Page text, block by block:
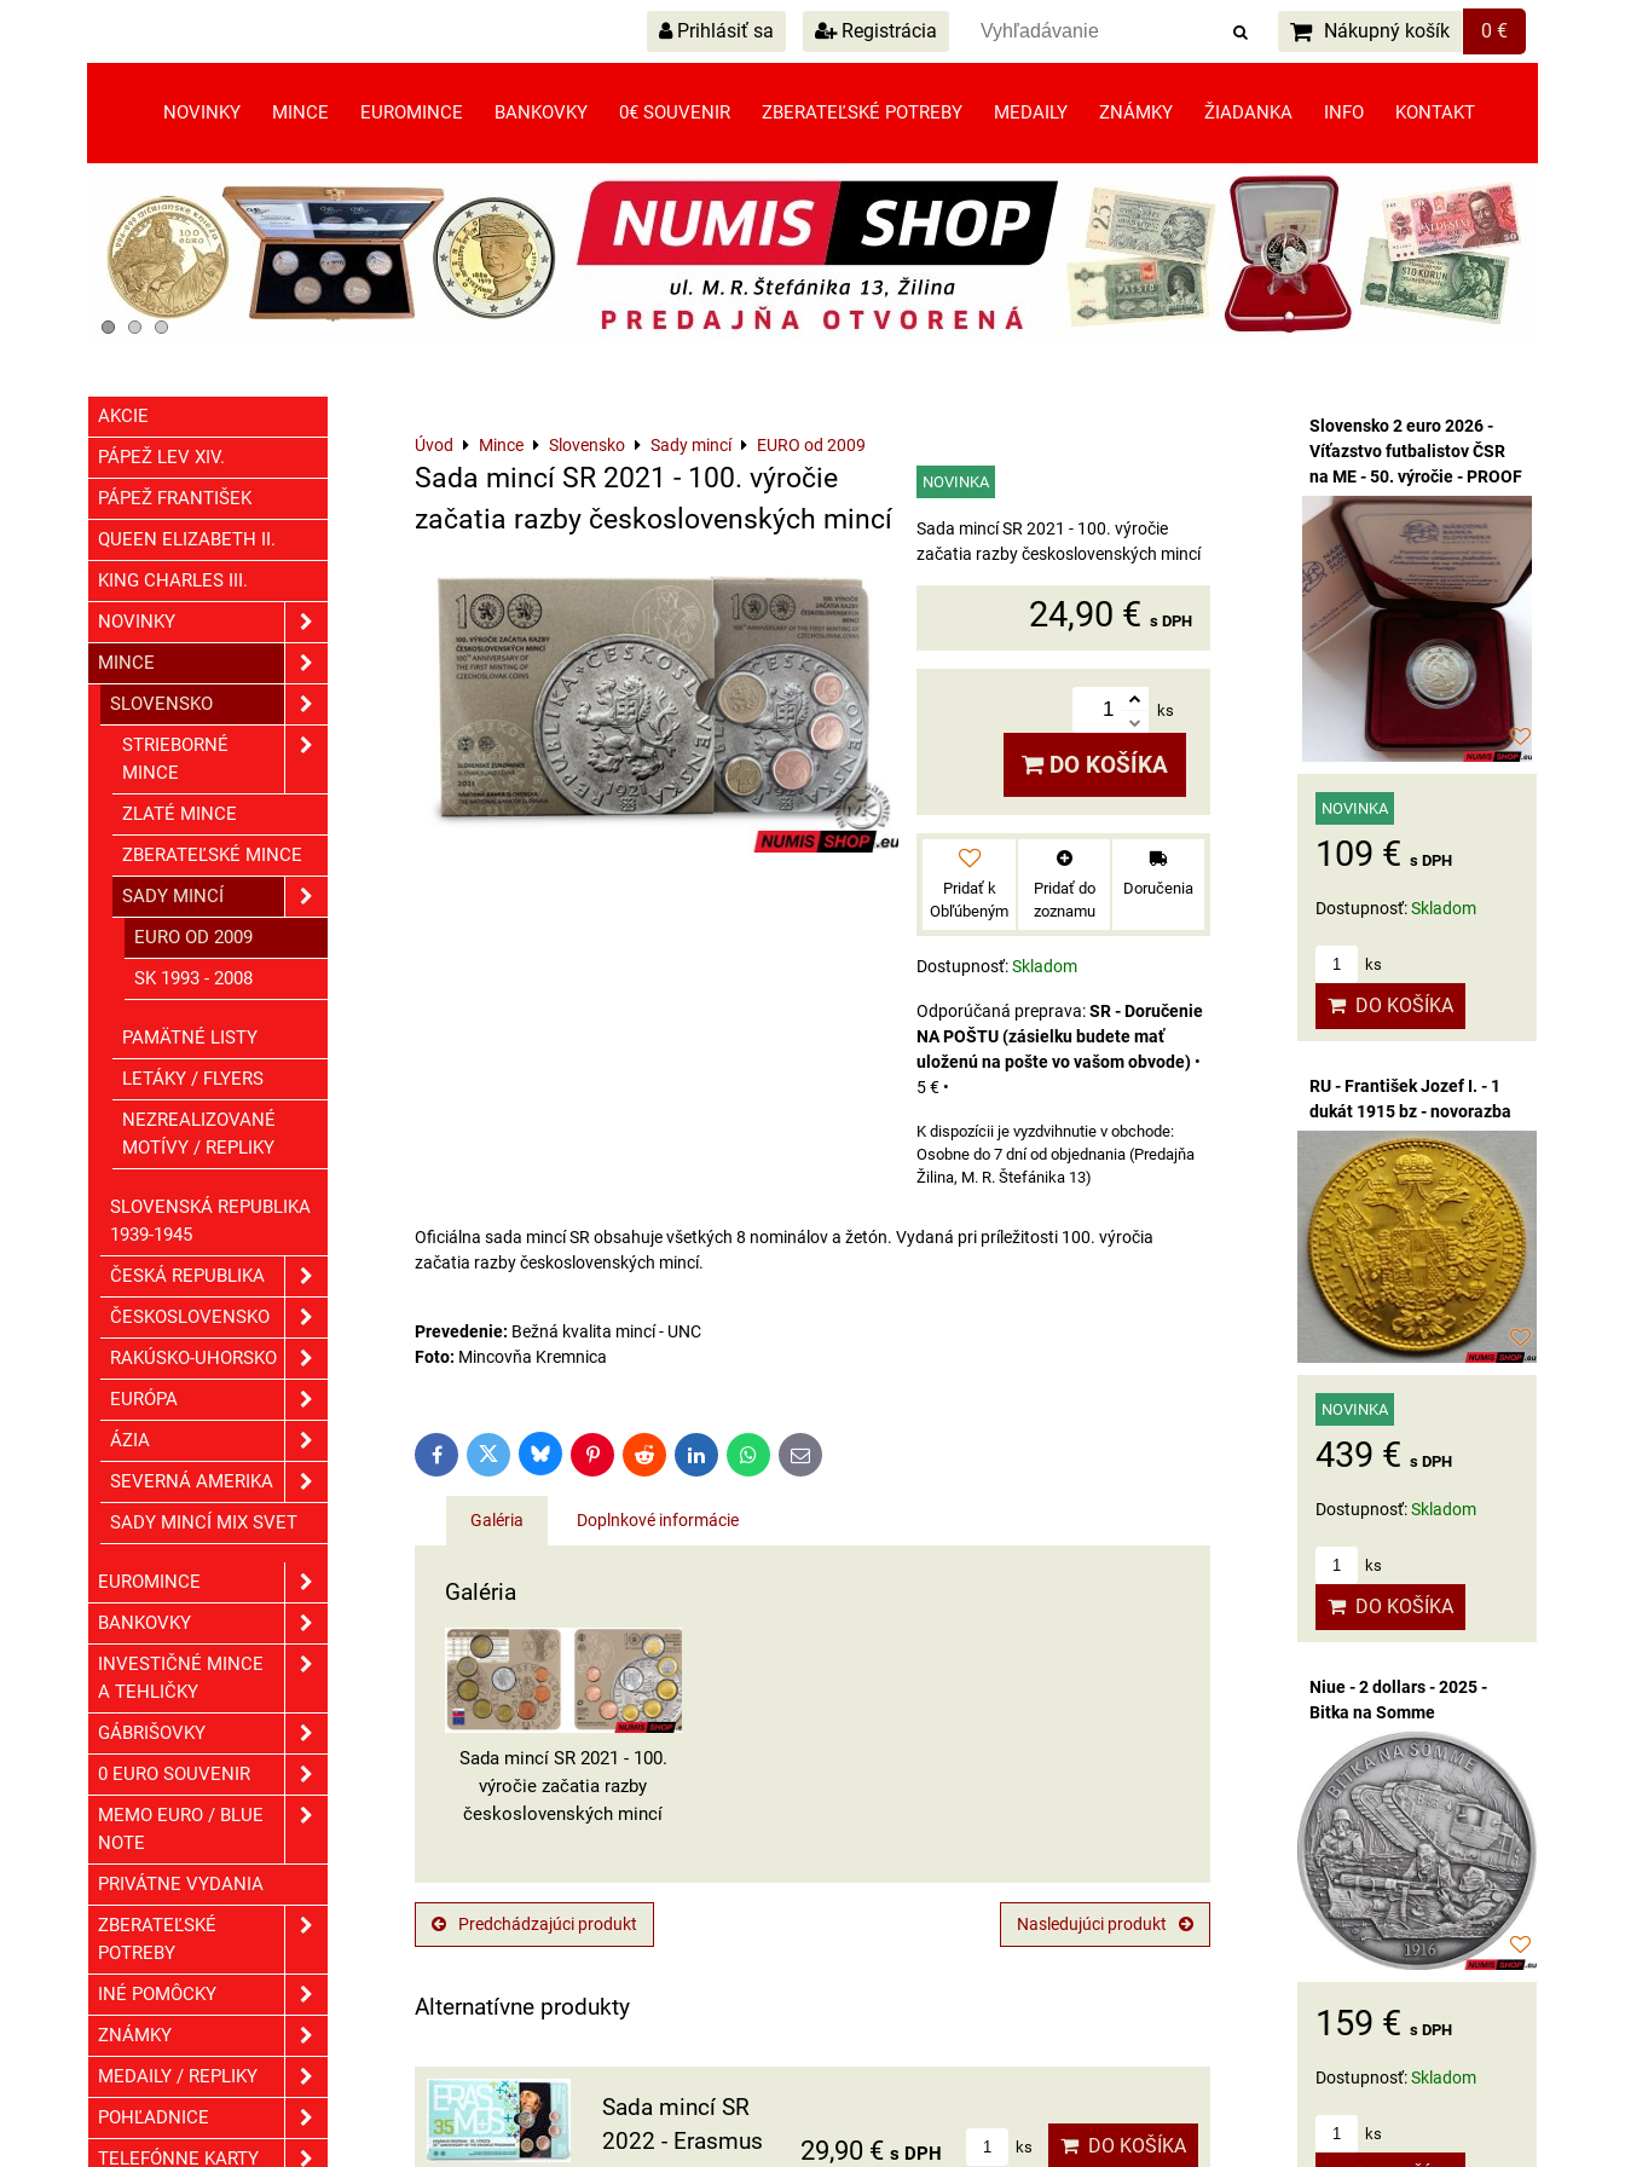
Prihlásiť sa Registrácia Nákupný košík 0 €
NOVINKY MINCE EUROMINCE BANKOVKY 0€ SOUVENIR ZBERATEĽSKÉ POTREBY MEDAILY ZNÁMKY ŽIADANKA INFO KONTAKT
Úvod Mince Slovensko Sady mincí EURO od 2009
Sada mincí SR 2021 - 100. výročie
začatia razby československých mincí
NOVINKA
Sada mincí SR 2021 - 100. výročie
začatia razby československých mincí
24,90 € s DPH
ks
DO KOŠÍKA
Pridať k
Obľúbeným
Pridať do
zoznamu
Doručenia
Dostupnosť:Skladom
SR - Doručenie
NA POŠTU (zásielku budete mať
uloženú na pošte vo vašom obvode) •
5 € •
Osobne do 7 dní od objednania (Predajňa
Žilina, M. R. Štefánika 13)
Oficiálna sada mincí SR obsahuje všetkých 8 nominálov a žetón. Vydaná pri príležitosti 100. výročia
začatia razby československých mincí.
Prevedenie: Bežná kvalita mincí - UNC
Foto: Mincovňa Kremnica
FacebookTwitter BlueskyPinterestReddit LinkedInWhatsApp
E-
mail
Galéria Doplnkové informácie
Galéria
Sada mincí SR 2021 - 100.
výročie začatia razby
československých mincí
Predchádzajúci produkt Nasledujúci produkt
Alternatívne produkty
Sada mincí SR
2022 - Erasmus
29,90 € s DPH ks DO KOŠÍKA
AKCIE
PÁPEŽ LEV XIV.
PÁPEŽ FRANTIŠEK
QUEEN ELIZABETH II.
KING CHARLES III.
NOVINKY
MINCE
SLOVENSKO
STRIEBORNÉ
MINCE
ZLATÉ MINCE
ZBERATEĽSKÉ MINCE
SADY MINCÍ
EURO OD 2009
SK 1993 - 2008
PAMÄTNÉ LISTY
LETÁKY / FLYERS
NEZREALIZOVANÉ
MOTÍVY / REPLIKY
SLOVENSKÁ REPUBLIKA
1939-1945
ČESKÁ REPUBLIKA
ČESKOSLOVENSKO
RAKÚSKO-UHORSKO
EURÓPA
ÁZIA
SEVERNÁ AMERIKA
SADY MINCÍ MIX SVET
EUROMINCE
BANKOVKY
INVESTIČNÉ MINCE
A TEHLIČKY
GÁBRIŠOVKY
0 EURO SOUVENIR
MEMO EURO / BLUE
NOTE
PRIVÁTNE VYDANIA
ZBERATEĽSKÉ
POTREBY
INÉ POMÔCKY
ZNÁMKY
MEDAILY / REPLIKY
POHĽADNICE
TELEFÓNNE KARTY
Slovensko 2 euro 2026 -
Víťazstvo futbalistov ČSR
na ME - 50. výročie - PROOF
NOVINKA
109 € s DPH
Dostupnosť:Skladom
ks
DO KOŠÍKA
RU - František Jozef I. - 1
dukát 1915 bz - novorazba
NOVINKA
439 € s DPH
Dostupnosť:Skladom
ks
DO KOŠÍKA
Niue - 2 dollars - 2025 -
Bitka na Somme
159 € s DPH
Dostupnosť:Skladom
ks